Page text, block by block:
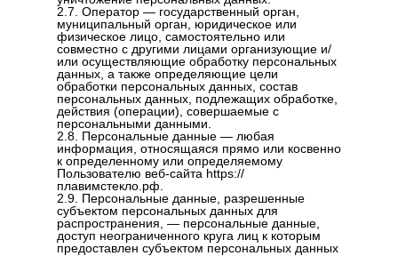
2.7. Оператор — государственный орган,
муниципальный орган, юридическое или
физическое лицо, самостоятельно или
совместно с другими лицами организующие и/
или осуществляющие обработку персональных
данных, а также определяющие цели
обработки персональных данных, состав
персональных данных, подлежащих обработке,
действия (операции), совершаемые с
персональными данными.
2.8. Персональные данные — любая
информация, относящаяся прямо или косвенно
к определенному или определяемому
Пользователю веб-сайта https://
плавимстекло.рф.
2.9. Персональные данные, разрешенные
субъектом персональных данных для
распространения, — персональные данные,
доступ неограниченного круга лиц к которым
предоставлен субъектом персональных данных